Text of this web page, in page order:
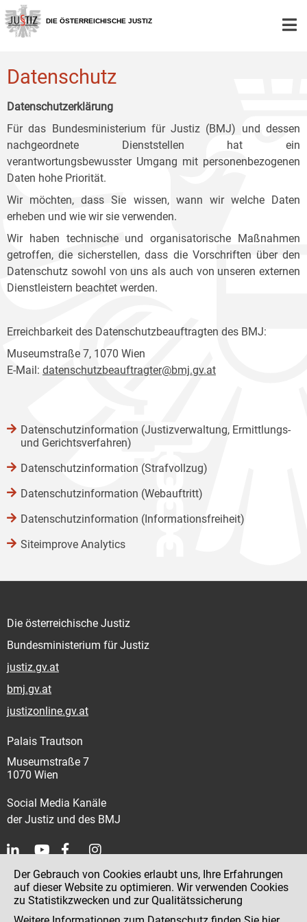
Zur
Hauptnavigation
[1]
Zum
Inhalt
[2]
Zum
Untermenü
[3]
DIE ÖSTERREICHISCHE JUSTIZ
Datenschutz
Datenschutzerklärung
Für das Bundesministerium für Justiz (BMJ) und dessen
nachgeordnete Dienststellen hat ein
verantwortungsbewusster Umgang mit personenbezogenen
Daten hohe Priorität.
Wir möchten, dass Sie wissen, wann wir welche Daten
erheben und wie wir sie verwenden.
Wir haben technische und organisatorische Maßnahmen
getroffen, die sicherstellen, dass die Vorschriften über den
Datenschutz sowohl von uns als auch von unseren externen
Dienstleistern beachtet werden.
Erreichbarkeit des Datenschutzbeauftragten des BMJ:
Museumstraße 7, 1070 Wien
E-Mail: datenschutzbeauftragter@bmj.gv.at
Datenschutzinformation (Justizverwaltung, Ermittlungs-
und Gerichtsverfahren)
Datenschutzinformation (Strafvollzug)
Datenschutzinformation (Webauftritt)
Datenschutzinformation (Informationsfreiheit)
Siteimprove Analytics
Die österreichische Justiz
Bundesministerium für Justiz
justiz.gv.at
bmj.gv.at
justizonline.gv.at
Palais Trautson
Museumstraße 7
1070 Wien
Social Media Kanäle
der Justiz und des BMJ
Kontakt
Impressum
Der Gebrauch von Cookies erlaubt uns, Ihre Erfahrungen
auf dieser Website zu optimieren. Wir verwenden Cookies
zu Statistikzwecken und zur Qualitätssicherung